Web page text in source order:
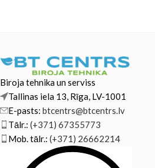
Biroja tehnika un serviss
Tallinas iela 13, Rīga, LV-1001
E-pasts: btcentrs@btcentrs.lv
Tālr.: (+371) 67355773
Mob. tālr.: (+371) 26662214